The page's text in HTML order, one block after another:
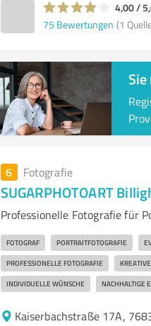
4,00 /
75 Bewertungen (1
6 Fotografie
SUGARPHOTOART
Professionelle Fotografie für
FOTOGRAF PORTRAITFOTOGRAFIE
PROFESSIONELLE FOTOGRAFIE
INDIVIDUELLE WÜNSCHE NACHHALTIGE
Kaiserbachstraße 17A,